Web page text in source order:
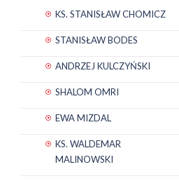
KS. STANISŁAW CHOMICZ
STANISŁAW BODES
ANDRZEJ KULCZYŃSKI
SHALOM OMRI
EWA MIZDAL
KS. WALDEMAR
MALINOWSKI